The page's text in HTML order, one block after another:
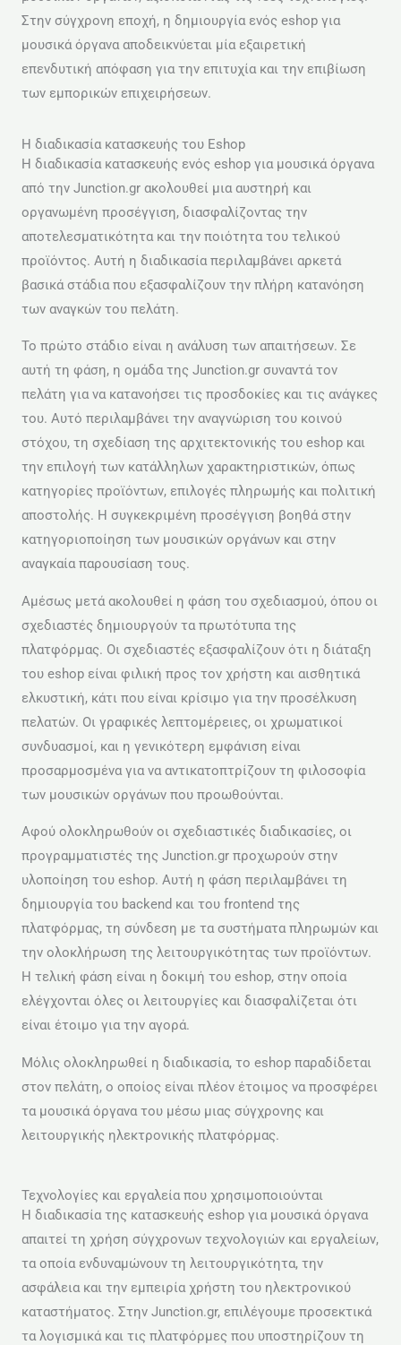
Στην σύγχρονη εποχή, η δημιουργία ενός eshop για
μουσικά όργανα αποδεικνύεται μία εξαιρετική
επενδυτική απόφαση για την επιτυχία και την επιβίωση
των εμπορικών επιχειρήσεων.
Η διαδικασία κατασκευής του Eshop
Η διαδικασία κατασκευής ενός eshop για μουσικά όργανα
από την Junction.gr ακολουθεί μια αυστηρή και
οργανωμένη προσέγγιση, διασφαλίζοντας την
αποτελεσματικότητα και την ποιότητα του τελικού
προϊόντος. Αυτή η διαδικασία περιλαμβάνει αρκετά
βασικά στάδια που εξασφαλίζουν την πλήρη κατανόηση
των αναγκών του πελάτη.
Το πρώτο στάδιο είναι η ανάλυση των απαιτήσεων. Σε
αυτή τη φάση, η ομάδα της Junction.gr συναντά τον
πελάτη για να κατανοήσει τις προσδοκίες και τις ανάγκες
του. Αυτό περιλαμβάνει την αναγνώριση του κοινού
στόχου, τη σχεδίαση της αρχιτεκτονικής του eshop και
την επιλογή των κατάλληλων χαρακτηριστικών, όπως
κατηγορίες προϊόντων, επιλογές πληρωμής και πολιτική
αποστολής. Η συγκεκριμένη προσέγγιση βοηθά στην
κατηγοριοποίηση των μουσικών οργάνων και στην
αναγκαία παρουσίαση τους.
Αμέσως μετά ακολουθεί η φάση του σχεδιασμού, όπου οι
σχεδιαστές δημιουργούν τα πρωτότυπα της
πλατφόρμας. Οι σχεδιαστές εξασφαλίζουν ότι η διάταξη
του eshop είναι φιλική προς τον χρήστη και αισθητικά
ελκυστική, κάτι που είναι κρίσιμο για την προσέλκυση
πελατών. Οι γραφικές λεπτομέρειες, οι χρωματικοί
συνδυασμοί, και η γενικότερη εμφάνιση είναι
προσαρμοσμένα για να αντικατοπτρίζουν τη φιλοσοφία
των μουσικών οργάνων που προωθούνται.
Αφού ολοκληρωθούν οι σχεδιαστικές διαδικασίες, οι
προγραμματιστές της Junction.gr προχωρούν στην
υλοποίηση του eshop. Αυτή η φάση περιλαμβάνει τη
δημιουργία του backend και του frontend της
πλατφόρμας, τη σύνδεση με τα συστήματα πληρωμών και
την ολοκλήρωση της λειτουργικότητας των προϊόντων.
Η τελική φάση είναι η δοκιμή του eshop, στην οποία
ελέγχονται όλες οι λειτουργίες και διασφαλίζεται ότι
είναι έτοιμο για την αγορά.
Μόλις ολοκληρωθεί η διαδικασία, το eshop παραδίδεται
στον πελάτη, ο οποίος είναι πλέον έτοιμος να προσφέρει
τα μουσικά όργανα του μέσω μιας σύγχρονης και
λειτουργικής ηλεκτρονικής πλατφόρμας.
Τεχνολογίες και εργαλεία που χρησιμοποιούνται
Η διαδικασία της κατασκευής eshop για μουσικά όργανα
απαιτεί τη χρήση σύγχρονων τεχνολογιών και εργαλείων,
τα οποία ενδυναμώνουν τη λειτουργικότητα, την
ασφάλεια και την εμπειρία χρήστη του ηλεκτρονικού
καταστήματος. Στην Junction.gr, επιλέγουμε προσεκτικά
τα λογισμικά και τις πλατφόρμες που υποστηρίζουν τη